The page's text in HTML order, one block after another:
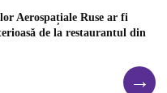
Aerospațiale Ruse ar fi
de la restaurantul din
→